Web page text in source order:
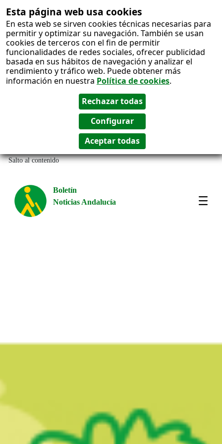
Esta página web usa cookies
En esta web se sirven cookies técnicas necesarias para
permitir y optimizar su navegación. También se usan
cookies de terceros con el fin de permitir
funcionalidades de redes sociales, ofrecer publicidad
basada en sus hábitos de navegación y analizar el
rendimiento y tráfico web. Puede obtener más
información en nuestra Política de cookies.
Salto al contenido
Boletín
Noticias Andalucía